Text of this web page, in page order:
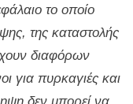
το οποίο
της καταστολής
διαφόρων
για πυρκαγιές και
δεν μπορεί να